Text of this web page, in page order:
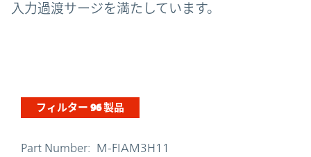
入力過渡サージを満たしています。
フィルター 96製品
Part Number: M-FIAM3H11